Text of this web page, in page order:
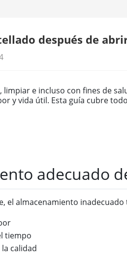
después de
e incluso con fines de
y vida útil. Esta guía cubre
adecuado
el almacenamiento
tiempo
calidad